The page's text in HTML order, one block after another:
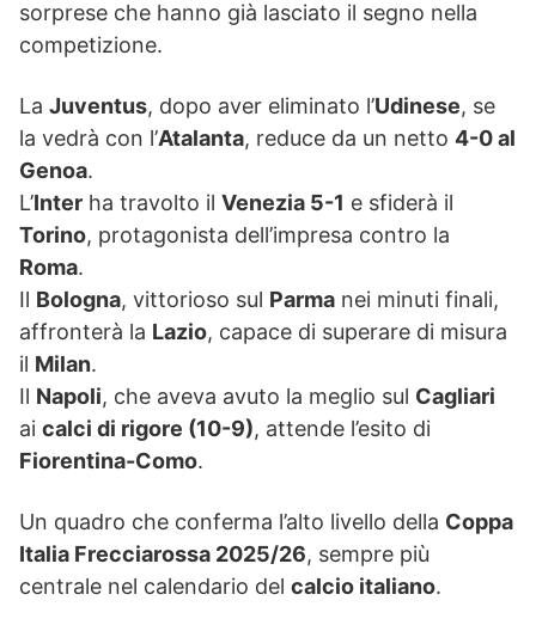
sorprese che hanno già lasciato il segno nella
competizione.
La Juventus, dopo aver eliminato l’Udinese, se
la vedrà con l’Atalanta, reduce da un netto 4-0 al
Genoa.
L’Inter ha travolto il Venezia 5-1 e sfiderà il
Torino, protagonista dell’impresa contro la
Roma.
Il Bologna, vittorioso sul Parma nei minuti finali,
affronterà la Lazio, capace di superare di misura
il Milan.
Il Napoli, che aveva avuto la meglio sul Cagliari
ai calci di rigore (10-9), attende l’esito di
Fiorentina-Como.
Un quadro che conferma l’alto livello della Coppa
Italia Frecciarossa 2025/26, sempre più
centrale nel calendario del calcio italiano.